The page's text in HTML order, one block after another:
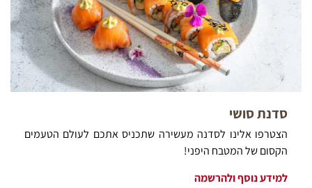
סדנת סושי
הצטרפו אלינו לסדנה מעשירה שתכניס אתכם לעולם הטעמים
הקסום של המטבח היפני!
למידע נוסף ולהרשמה